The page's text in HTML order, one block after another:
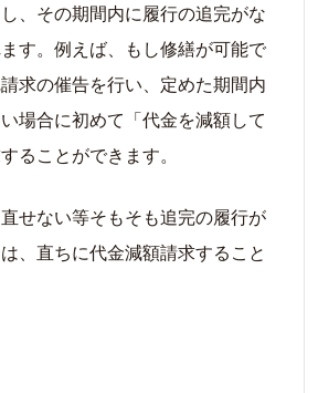
、その期間内に履行の追完がな
す。例えば、もし修繕が可能で
求の催告を行い、定めた期間内
場合に初めて「代金を減額して
ることができます。
せない等そもそも追完の履行が
、直ちに代金減額請求すること